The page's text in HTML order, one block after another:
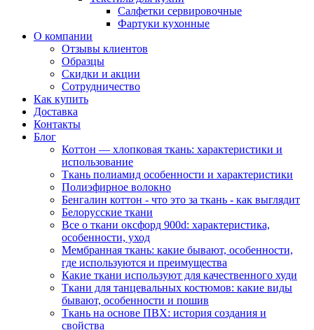
Салфетки сервировочные
Фартуки кухонные
О компании
Отзывы клиентов
Образцы
Скидки и акции
Сотрудничество
Как купить
Доставка
Контакты
Блог
Коттон — хлопковая ткань: характеристики и
использование
Ткань полиамид особенности и характеристики
Полиэфирное волокно
Бенгалин коттон - что это за ткань - как выглядит
Белорусские ткани
Все о ткани оксфорд 900d: характеристика,
особенности, уход
Мембранная ткань: какие бывают, особенности,
где используются и преимущества
Какие ткани используют для качественного худи
Ткани для танцевальных костюмов: какие виды
бывают, особенности и пошив
Ткань на основе ПВХ: история создания и
свойства